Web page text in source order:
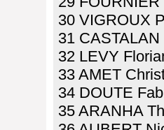
30 VIGROUX
31
32 LEVY
33 AMET
34 DOUTE
35 ARANHA